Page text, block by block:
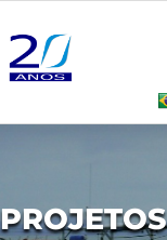
PROJETOS